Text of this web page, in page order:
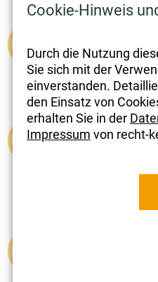
Wo leben die
wer bestimmt
stützen Sie dabei,
Ihr Kind zu finden.
Was ist zu tun,
Scheidung keine
Kindern gelingt?
Ausgestaltung
Cookie-Hinweis
Durch die Nutzung
Sie sich mit der
einverstanden.
den Einsatz von
erhalten Sie in der
Impressum von recht-